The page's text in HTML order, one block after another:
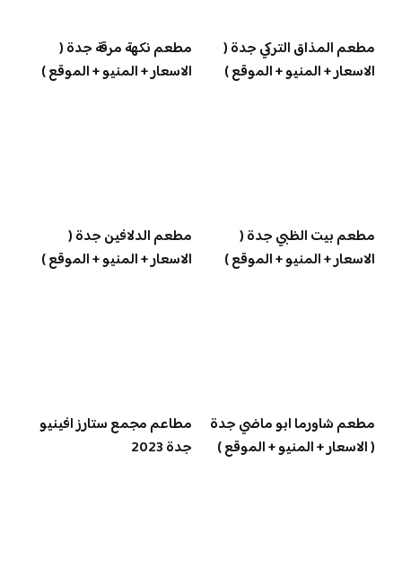
مطعم المذاق التركي جدة (
الاسعار + المنيو + الموقع )
مطعم نكهة مرقة جدة (
الاسعار + المنيو + الموقع )
مطعم بيت الظبي جدة (
الاسعار + المنيو + الموقع )
مطعم الدلافين جدة (
الاسعار + المنيو + الموقع )
مطعم شاورما ابو ماضي جدة
( الاسعار + المنيو + الموقع )
مطاعم مجمع ستارز افينيو
جدة 2023